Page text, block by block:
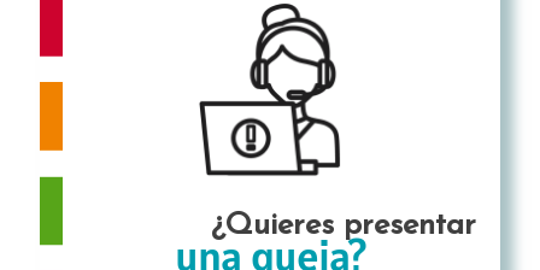
¿Quieres presentar
una queja?